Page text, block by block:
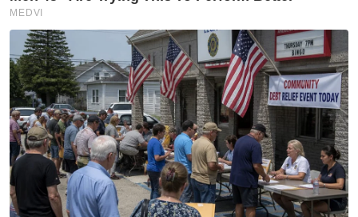
Pengecualian subsidi RON95 golongan T15 selepas
sistem sudah mantap - Anwar